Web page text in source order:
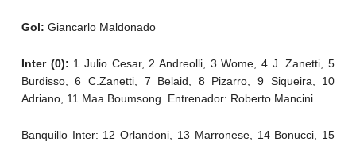
Gol: Giancarlo Maldonado
Inter (0): 1 Julio Cesar, 2 Andreolli, 3 Wome, 4 J. Zanetti, 5
Burdisso, 6 C.Zanetti, 7 Belaid, 8 Pizarro, 9 Siqueira, 10
Adriano, 11 Maa Boumsong. Entrenador: Roberto Mancini
Banquillo Inter: 12 Orlandoni, 13 Marronese, 14 Bonucci, 15